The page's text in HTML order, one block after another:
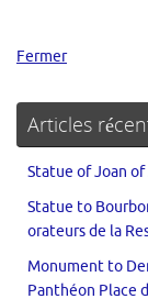
Fermer
Articles
Statue of Joan of
Statue to
orateurs de la
Monument to
Panthéon Place